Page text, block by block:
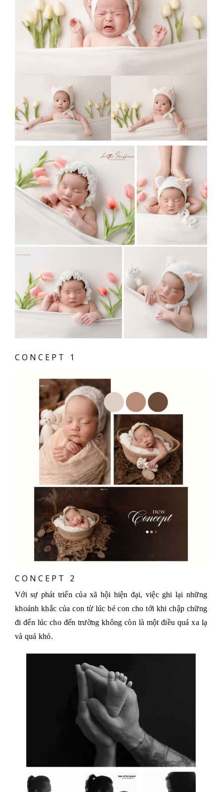
CONCEPT 1
CONCEPT 2
Với sự phát triển của xã hội hiện đại, việc ghi lại những
khoảnh khắc của con từ lúc bé con cho tới khi chập chững
đi đến lúc cho đến trường không còn là một điều quá xa lạ
và quá khó.